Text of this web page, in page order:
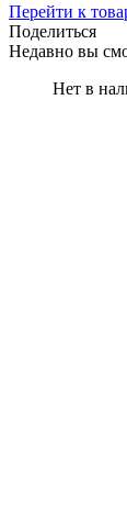
Перейти к
Поделиться
Недавно вы
Нет в